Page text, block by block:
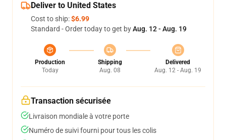
Deliver to United States
Cost to ship:$6.99
Standard - Order today to get byAug. 12 - Aug. 19
Production
Today
Shipping
Aug. 08
Delivered
Aug. 12 - Aug. 19
Transaction sécurisée
Livraison mondiale à votre porte
Numéro de suivi fourni pour tous les colis